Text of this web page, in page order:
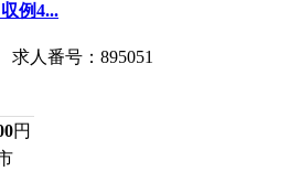
例4...
人番号：895051
円